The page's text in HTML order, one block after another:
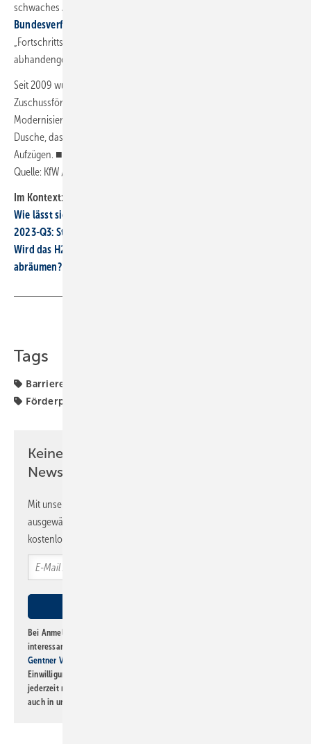
schwaches Argument sein. Denn mit dem
Bundesverfassungsgerichts vom 15. November 2023
„Fortschrittskoalition“ der 60-Mrd.-Euro-Kitt ihres Vertrags
abhandengekommen.
Seit 2009 wurden über 360 000 Wohneinheiten mithilfe der KfW-
Zuschussförderung umgebaut. Zu den typischen
Modernisierungsmaßnahmen zählen der Einbau einer bodengleichen
Dusche, das Entfernen von Türschwellen oder der Einbau von
Aufzügen. ■
Quelle: KfW / jv
Im Kontext:
Wie lässt sich der Wärmepumpenhochlauf wieder ankurbeln?
2023-Q3: Stimmung in der SHK-Branche trübt sich ein
Wird das H2-ready-Privileg im GEG 2024 die Gas-Heizung
abräumen?
Tags
Barrierefrei
Förderprogramme
Keine Zeit? Kein Problem mit dem SBZ
Newsletter!
Mit unserem Newsletter erhalten Sie regelmäßig von uns
ausgewählte Informationen und Neuigkeiten, gebündelt und
kostenlos direkt ins Postfach.
Bei Anmeldung zu diesem Newsletter bin ich damit einverstanden, über
interessante Verlags- und Online-Angebote
Gentner Verlag GmbH & Co. KG
Einwilligung kann ich jederzeit widerrufen und eine Abmeldung ist
jederzeit möglich. Informationen zum Umgang mit Daten finden Sie
auch in unserer